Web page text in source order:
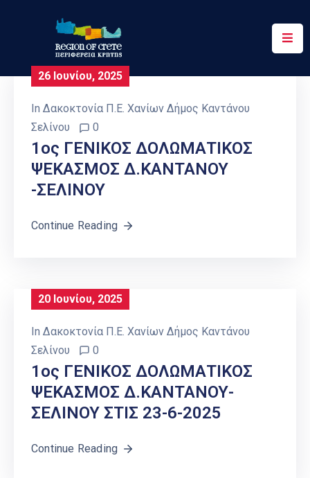
Περιφέρεια
Έργα
Δράσεις
Ψηφιακές
26 Ιουνίου, 2025
In Δακοκτονία Π.Ε. Χανίων Δήμος Καντάνου
Σελίνου
0
1ος ΓΕΝΙΚΟΣ ΔΟΛΩΜΑΤΙΚΟΣ
ΨΕΚΑΣΜΟΣ Δ.ΚΑΝΤΑΝΟΥ
-ΣΕΛΙΝΟΥ
Continue Reading
20 Ιουνίου, 2025
In Δακοκτονία Π.Ε. Χανίων Δήμος Καντάνου
Σελίνου
0
1ος ΓΕΝΙΚΟΣ ΔΟΛΩΜΑΤΙΚΟΣ
ΨΕΚΑΣΜΟΣ Δ.ΚΑΝΤΑΝΟΥ-
ΣΕΛΙΝΟΥ ΣΤΙΣ 23-6-2025
Continue Reading